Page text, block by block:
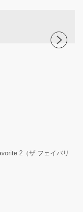
2（ザ フェイバリ